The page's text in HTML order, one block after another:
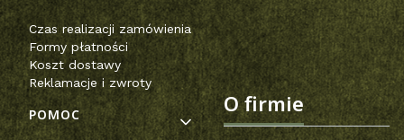
Czas realizacji zamówienia
Formy płatności
Koszt dostawy
Reklamacje i zwroty
POMOC O firmie